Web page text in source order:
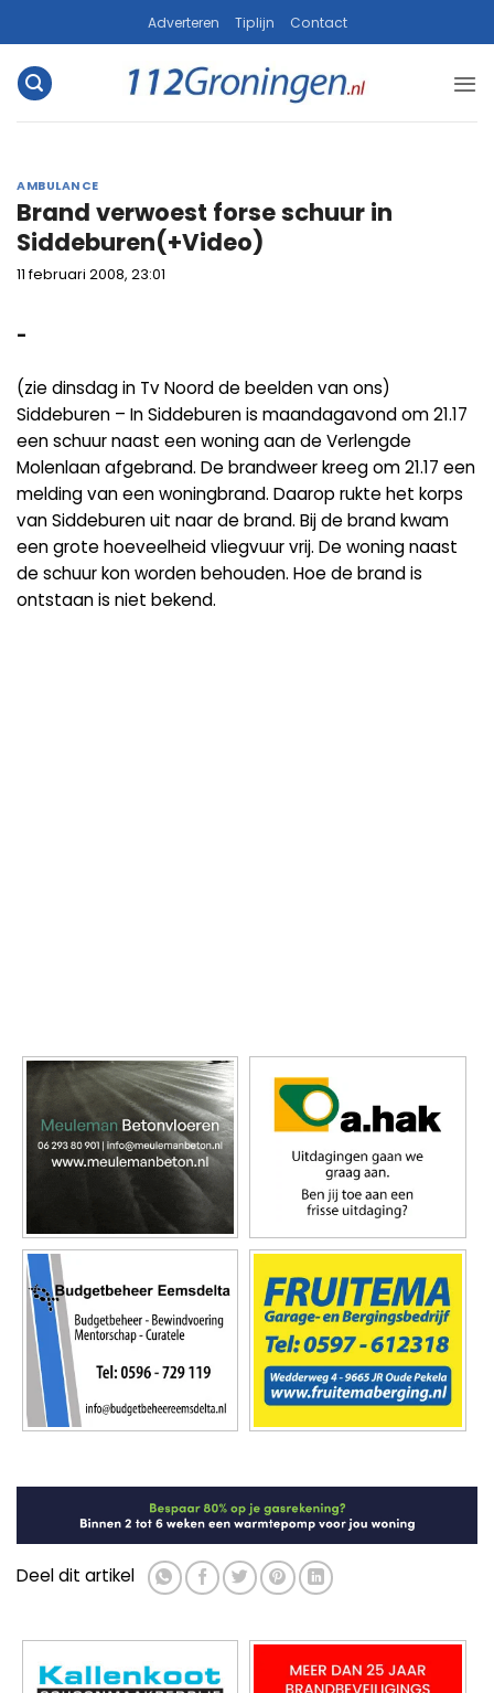
naar
inhoud
Adverteren Tiplijn Contact
AMBULANCE
Brand verwoest forse schuur in
Siddeburen(+Video)
11 februari 2008, 23:01
-
(zie dinsdag in Tv Noord de beelden van ons)
Siddeburen – In Siddeburen is maandagavond om 21.17
een schuur naast een woning aan de Verlengde
Molenlaan afgebrand. De brandweer kreeg om 21.17 een
melding van een woningbrand. Daarop rukte het korps
van Siddeburen uit naar de brand. Bij de brand kwam
een grote hoeveelheid vliegvuur vrij. De woning naast
de schuur kon worden behouden. Hoe de brand is
ontstaan is niet bekend.
Deel dit artikel